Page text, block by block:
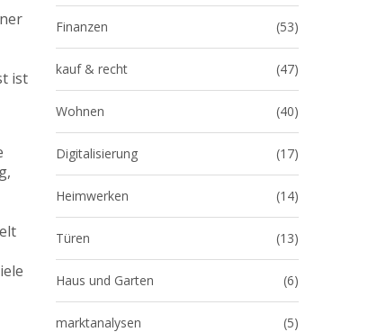
Finanzen (53)
kauf & recht (47)
Wohnen (40)
Digitalisierung (17)
Heimwerken (14)
Türen (13)
Haus und Garten (6)
marktanalysen (5)
ist